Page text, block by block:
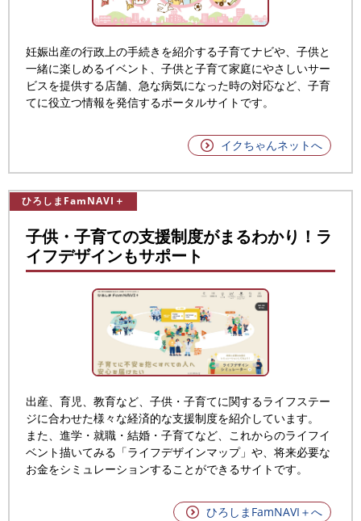
妊娠出産の行政上の手続きを紹介する子育てナビや、子供と
一緒に楽しめるイベント、子供と子育て家庭にやさしいサー
ビスを提供する店舗、急な病気になった時の対応など、子育
てに役立つ情報を発信するポータルサイトです。
イクちゃんネットへ
ひろしまFamNAVI＋
子供・子育ての支援制度がまるわかり！ラ
イフデザインもサポート
出産、育児、教育など、子供・子育てに関するライフステー
ジに合わせた様々な経済的な支援制度を紹介しています。
また、進学・就職・結婚・子育てなど、これからのライフイ
ベント描いてみる「ライフデザインマップ」や、将来必要な
お金をシミュレーションすることができるサイトです。
ひろしまFamNAVI＋へ